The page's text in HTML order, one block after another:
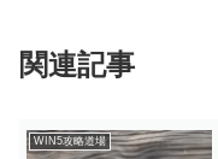
関連記事
WIN5攻略道場